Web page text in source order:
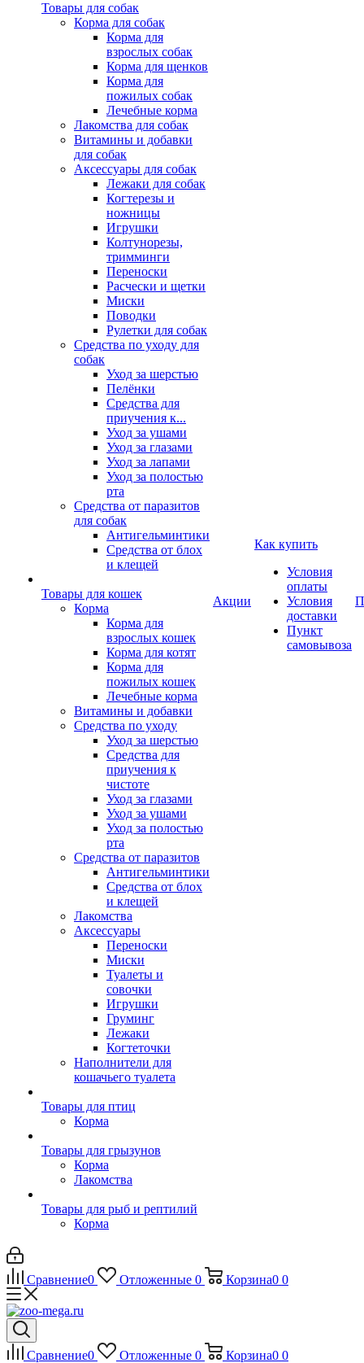
Товары для собак
Корма для собак
Корма для
взрослых собак
Корма для щенков
Корма для
пожилых собак
Лечебные корма
Лакомства для собак
Витамины и добавки
для собак
Аксессуары для собак
Лежаки для собак
Когтерезы и
ножницы
Игрушки
Колтунорезы,
тримминги
Переноски
Расчески и щетки
Миски
Поводки
Рулетки для собак
Средства по уходу для
собак
Уход за шерстью
Пелёнки
Средства для
приучения к...
Уход за ушами
Уход за глазами
Уход за лапами
Уход за полостью
рта
Средства от паразитов
для собак
Антигельминтики
Средства от блох
и клещей
Товары для кошек
Корма
Корма для
взрослых кошек
Корма для котят
Корма для
пожилых кошек
Лечебные корма
Витамины и добавки
Средства по уходу
Уход за шерстью
Средства для
приучения к
чистоте
Уход за глазами
Уход за ушами
Уход за полостью
рта
Средства от паразитов
Антигельминтики
Средства от блох
и клещей
Лакомства
Аксессуары
Переноски
Миски
Туалеты и
совочки
Игрушки
Груминг
Лежаки
Когтеточки
Наполнители для
кошачьего туалета
Товары для птиц
Корма
Товары для грызунов
Корма
Лакомства
Товары для рыб и рептилий
Корма
Акции
Как купить
Условия
оплаты
Условия
доставки
Пункт
самовывоза
Сравнение0 Отложенные 0 Корзина0 0
Сравнение0 Отложенные 0 Корзина0 0